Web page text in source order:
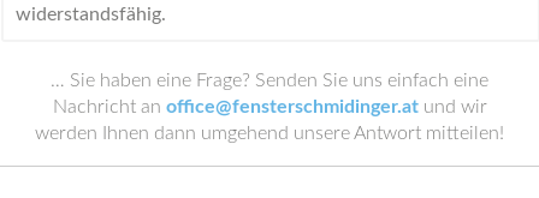
widerstandsfähig.
… Sie haben eine Frage? Senden Sie uns einfach eine
Nachricht an office@fensterschmidinger.atund wir
werden Ihnen dann umgehend unsere Antwort mitteilen!